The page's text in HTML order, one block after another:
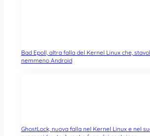
Bad Epoll, altra falla del Kernel Linux che,
nemmeno Android
GhostLock, nuova falla nel Kernel Linux e nel